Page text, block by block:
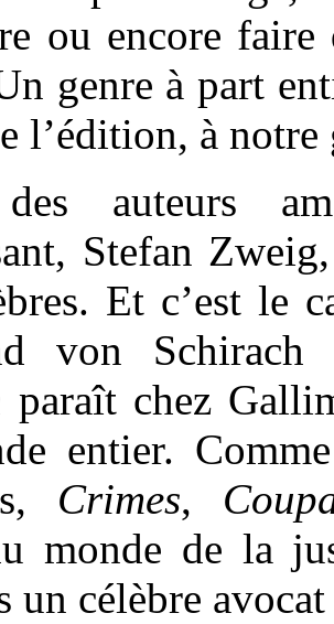
ou encore
genre à part
l’édition, à notre
auteurs
Stefan
Et c’est le
von
paraît chez
entier.
Crimes,
monde de la
un célèbre